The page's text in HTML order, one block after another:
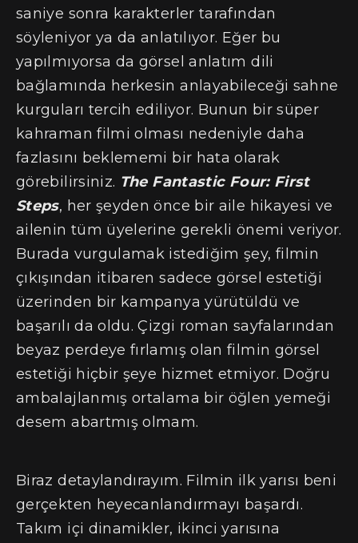
saniye sonra karakterler tarafından
söyleniyor ya da anlatılıyor. Eğer bu
yapılmıyorsa da görsel anlatım dili
bağlamında herkesin anlayabileceği sahne
kurguları tercih ediliyor. Bunun bir süper
kahraman filmi olması nedeniyle daha
fazlasını beklememi bir hata olarak
görebilirsiniz. The Fantastic Four: First
Steps, her şeyden önce bir aile hikayesi ve
ailenin tüm üyelerine gerekli önemi veriyor.
Burada vurgulamak istediğim şey, filmin
çıkışından itibaren sadece görsel estetiği
üzerinden bir kampanya yürütüldü ve
başarılı da oldu. Çizgi roman sayfalarından
beyaz perdeye fırlamış olan filmin görsel
estetiği hiçbir şeye hizmet etmiyor. Doğru
ambalajlanmış ortalama bir öğlen yemeği
desem abartmış olmam.
Biraz detaylandırayım. Filmin ilk yarısı beni
gerçekten heyecanlandırmayı başardı.
Takım içi dinamikler, ikinci yarısına